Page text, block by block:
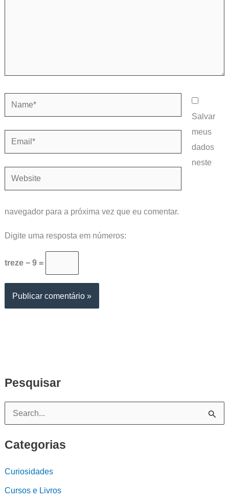
Name*
Email*
Website
Salvar
meus
dados
neste
navegador para a próxima vez que eu comentar.
Digite uma resposta em números:
treze − 9 =
Pesquisar
s
Categorias
Curiosidades
Cursos e Livros